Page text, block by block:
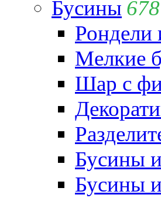
Бусины 678
Рондели
Мелкие
Шар с
Бусины
Бусины